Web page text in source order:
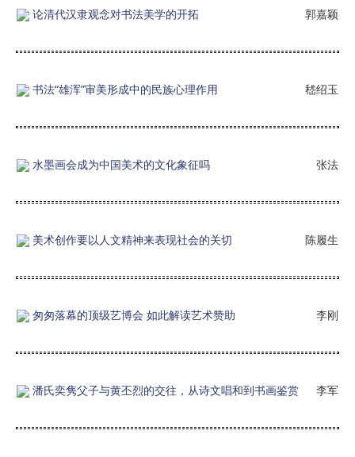
论清代汉隶观念对书法美学的开拓 郭嘉颖
书法“雄浑”审美形成中的民族心理作用 嵇绍玉
水墨画会成为中国美术的文化象征吗 张法
美术创作要以人文精神来表现社会的关切 陈履生
匆匆落幕的顶级艺博会 如此解读艺术赞助 李刚
潘氏奕隽父子与黄丕烈的交往，从诗文唱和到书画鉴赏 李军